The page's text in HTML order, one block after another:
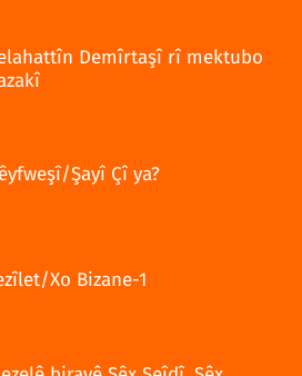
Demîrtaşî rî mektubo
Şayî Çî ya?
Xo Bizane-1